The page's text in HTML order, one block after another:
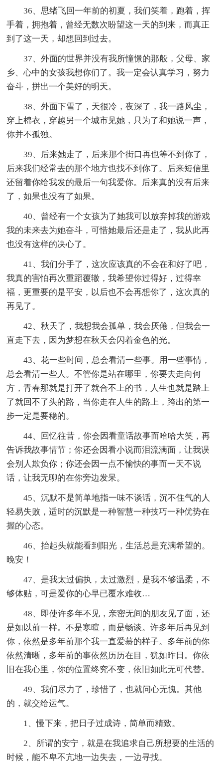
36、思绪飞回一年前的初夏，我们笑着，跑着，挥
手着，拥抱着，曾经无数次盼望这一天的到来，而真正
到了这一天，却想回到过去。
37、外面的世界并没有我所憧憬的那般，父母、家
乡、心中的女孩我想你们了。我一定会认真学习，努力
奋斗，拼出一个美好的明天。
38、外面下雪了，天很冷，夜深了，我一路风尘，
穿上棉衣，穿越另一个城市见她，只为了和她说一声，
你并不孤独。
39、后来她走了，后来那个街口再也等不到你了，
后来我们经常去的那个地方也找不到你了。后来短信里
还留着你给我发的最后一句我爱你。后来真的没有后来
了，如果也没有了如果。
40、曾经有一个女孩为了她我可以放弃掉我的游戏
我的未来去为她奋斗，可惜她最后还是走了，我从此再
也没有这样的决心了。
41、我们分手了，这次应该真的不会在和好了吧，
我真的害怕再次重蹈覆辙，我希望你过得好，过得幸
福，更重要的是平安，以后也不会再想你了，这次真的
再见了。
42、秋天了，我想我会孤单，我会厌倦，但我会一
直走下去，因为梦想在秋天会闪着金色的光。
43、花一些时间，总会看清一些事。用一些事情，
总会看清一些人。不管你是站在哪里，你要去走向何
方，青春那就是打开了就合不上的书，人生也就是踏上
了就回不了头的路，当你走在人生的路上，跨出的第一
步一定是要稳的。
44、回忆往昔，你会因看童话故事而哈哈大笑，再
告诉我故事情节；你还会因看小说而泪流满面，让我误
会别人欺负你；你还会因一点不愉快的事而一天不说
话，让我无聊的在你旁边发呆。
45、沉默不是简单地指一味不谈话，沉不住气的人
轻易失败，适时的沉默是一种智慧一种技巧一种优势在
握的心态。
46、抬起头就能看到阳光，生活总是充满希望的。
晚安！
47、是我太过偏执，太过激烈，是我不够温柔，不
够体贴，可是爱你的心早已覆水难收…
48、即使许多年不见，亲密无间的朋友见了面，还
是如以前一样。不是寒暄，而是畅谈。许多年后再见到
你，依然是多年前那个我一直爱慕的样子。多年前的你
依然清晰，多年前的事依然历历在目，犹如昨日。你依
旧在我心里，你的位置终究不变，依旧如此无可代替。
49、我们尽力了，珍惜了，也就问心无愧。其他
的，就交给运气。
1、慢下来，把日子过成诗，简单而精致。
2、所谓的安宁，就是在我追求自己所想要的生活的
时候，能不卑不亢地一边失去，一边寻找。